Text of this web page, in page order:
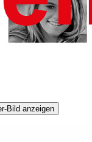
Bild anzeigen